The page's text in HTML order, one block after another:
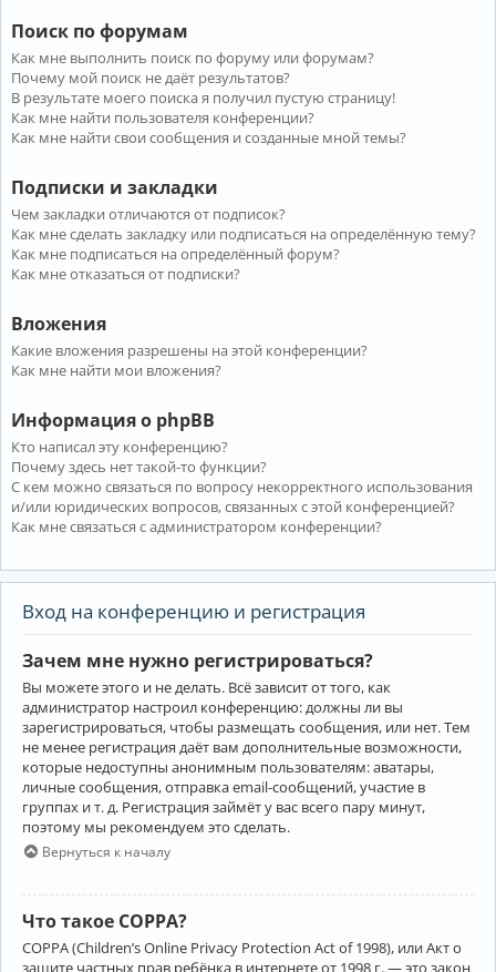
Поиск по форумам
Как мне выполнить поиск по форуму или форумам?
Почему мой поиск не даёт результатов?
В результате моего поиска я получил пустую страницу!
Как мне найти пользователя конференции?
Как мне найти свои сообщения и созданные мной темы?
Подписки и закладки
Чем закладки отличаются от подписок?
Как мне сделать закладку или подписаться на определённую тему?
Как мне подписаться на определённый форум?
Как мне отказаться от подписки?
Вложения
Какие вложения разрешены на этой конференции?
Как мне найти мои вложения?
Информация о phpBB
Кто написал эту конференцию?
Почему здесь нет такой-то функции?
С кем можно связаться по вопросу некорректного использования
и/или юридических вопросов, связанных с этой конференцией?
Как мне связаться с администратором конференции?
Вход на конференцию и регистрация
Зачем мне нужно регистрироваться?
Вы можете этого и не делать. Всё зависит от того, как
администратор настроил конференцию: должны ли вы
зарегистрироваться, чтобы размещать сообщения, или нет. Тем
не менее регистрация даёт вам дополнительные возможности,
которые недоступны анонимным пользователям: аватары,
личные сообщения, отправка email-сообщений, участие в
группах и т. д. Регистрация займёт у вас всего пару минут,
поэтому мы рекомендуем это сделать.
Вернуться к началу
Что такое COPPA?
COPPA (Children’s Online Privacy Protection Act of 1998), или Акт о
защите частных прав ребёнка в интернете от 1998 г. — это закон